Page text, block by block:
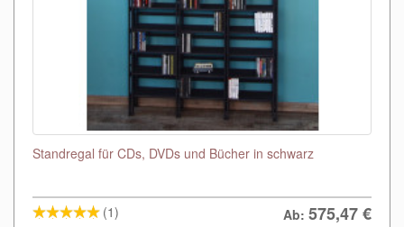
Standregal für CDs, DVDs und Bücher in schwarz
(1) Ab: 575,47€